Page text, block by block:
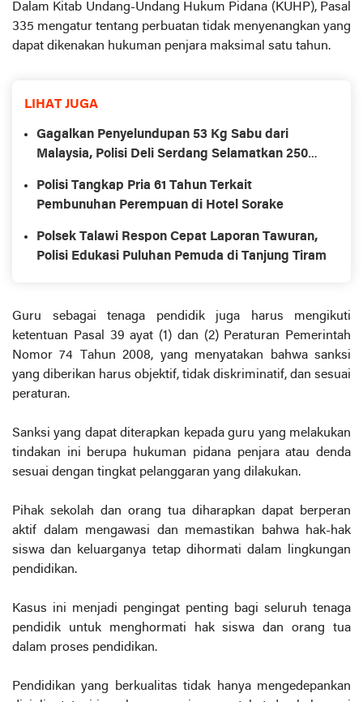
Dalam Kitab Undang-Undang Hukum Pidana (KUHP), Pasal
335 mengatur tentang perbuatan tidak menyenangkan yang
dapat dikenakan hukuman penjara maksimal satu tahun.
LIHAT JUGA
Gagalkan Penyelundupan 53 Kg Sabu dari
Malaysia, Polisi Deli Serdang Selamatkan 250
Polisi Tangkap Pria 61 Tahun Terkait
Pembunuhan Perempuan di Hotel Sorake
Polsek Talawi Respon Cepat Laporan Tawuran,
Polisi Edukasi Puluhan Pemuda di Tanjung Tiram
Guru sebagai tenaga pendidik juga harus mengikuti
ketentuan Pasal 39 ayat (1) dan (2) Peraturan Pemerintah
Nomor 74 Tahun 2008, yang menyatakan bahwa sanksi
yang diberikan harus objektif, tidak diskriminatif, dan sesuai
peraturan.
Sanksi yang dapat diterapkan kepada guru yang melakukan
tindakan ini berupa hukuman pidana penjara atau denda
sesuai dengan tingkat pelanggaran yang dilakukan.
Pihak sekolah dan orang tua diharapkan dapat berperan
aktif dalam mengawasi dan memastikan bahwa hak-hak
siswa dan keluarganya tetap dihormati dalam lingkungan
pendidikan.
Kasus ini menjadi pengingat penting bagi seluruh tenaga
pendidik untuk menghormati hak siswa dan orang tua
dalam proses pendidikan.
Pendidikan yang berkualitas tidak hanya mengedepankan